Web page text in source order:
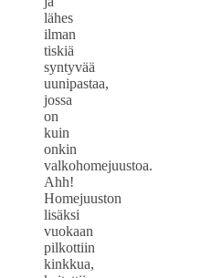
lähes
ilman
tiskiä
syntyvää
uunipastaa,
jossa
on
kuin
onkin
valkohomejuustoa.
Ahh!
Homejuuston
lisäksi
vuokaan
pilkottiin
kinkkua,